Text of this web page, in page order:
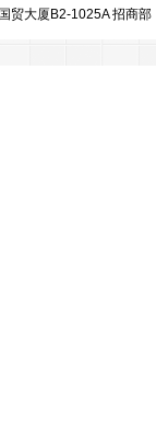
贸大厦B2-1025A 招商